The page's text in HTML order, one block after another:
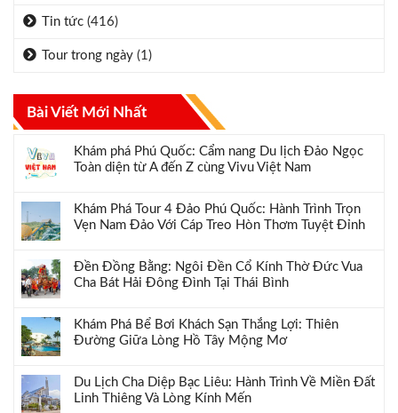
Tin tức (416)
Tour trong ngày (1)
Bài Viết Mới Nhất
Khám phá Phú Quốc: Cẩm nang Du lịch Đảo Ngọc
Toàn diện từ A đến Z cùng Vivu Việt Nam
Khám Phá Tour 4 Đảo Phú Quốc: Hành Trình Trọn
Vẹn Nam Đảo Với Cáp Treo Hòn Thơm Tuyệt Đỉnh
Đền Đồng Bằng: Ngôi Đền Cổ Kính Thờ Đức Vua
Cha Bát Hải Đông Đình Tại Thái Bình
Khám Phá Bể Bơi Khách Sạn Thắng Lợi: Thiên
Đường Giữa Lòng Hồ Tây Mộng Mơ
Du Lịch Cha Diệp Bạc Liêu: Hành Trình Về Miền Đất
Linh Thiêng Và Lòng Kính Mến